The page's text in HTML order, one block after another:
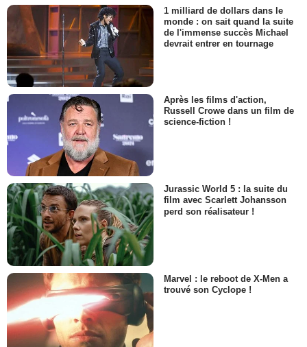
1 milliard de dollars dans le
monde : on sait quand la suite
de l'immense succès Michael
devrait entrer en tournage
Après les films d'action,
Russell Crowe dans un film de
science-fiction !
Jurassic World 5 : la suite du
film avec Scarlett Johansson
perd son réalisateur !
Marvel : le reboot de X-Men a
trouvé son Cyclope !